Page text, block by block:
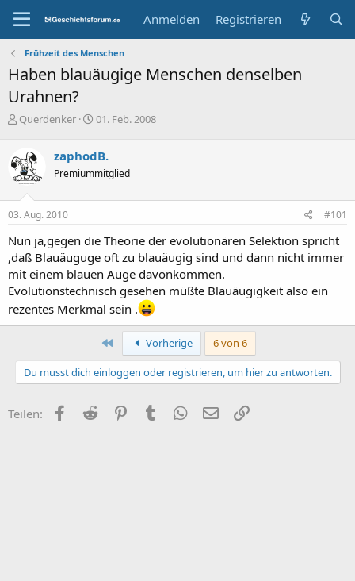
Anmelden Registrieren
Frühzeit des Menschen
Haben blauäugige Menschen denselben
Urahnen?
E
t
e
l
e
Querdenker
E
t
e
l
m
01. Feb. 2008
zaphodB.
Premiummitglied
03. Aug. 2010 #101
Nun ja,gegen die Theorie der evolutionären Selektion spricht
,daß Blauäuguge oft zu blauäugig sind und dann nicht immer
mit einem blauen Auge davonkommen.
Evolutionstechnisch gesehen müßte Blauäugigkeit also ein
rezentes Merkmal sein .
Erste Vorherige 6 von 6
Du musst dich einloggen oder registrieren, um hier zu antworten.
Teilen: Facebook
Reddit PinterestTumblr WhatsApp
E-Mail